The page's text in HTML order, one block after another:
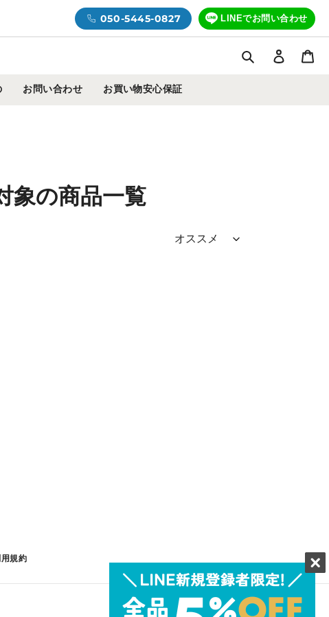
050-5445-0827 LINEでお問い合わせ
検索 ログイ
お問い合わせ お買い物安心保証
象の商品一覧
規約
FacebookTwitter Instagram